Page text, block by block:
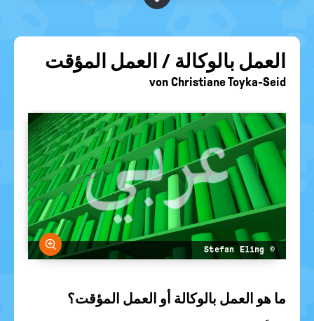
politische
EURE AKTUELLEN FRAGEN...
العمل بالوكالة / العمل المؤقت
von Christiane Toyka-Seid
© Stefan Eling
ما هو العمل بالوكالة أو العمل المؤقت؟